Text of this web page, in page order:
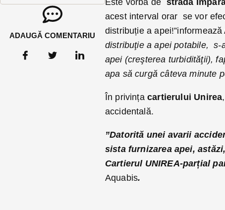
ADAUGĂ COMENTARIU
Este vorba de strada
acest interval orar se vor
distribuție a
distribuţie a apei potabile, s-
apei (creşterea turbidităţii),
apa să curgă câteva minute
În privințacartierului Unirea
accidentală.
”Datorită unei avarii
sista furnizarea apei,
Cartierul UNIREA-parțial
Aquabis.